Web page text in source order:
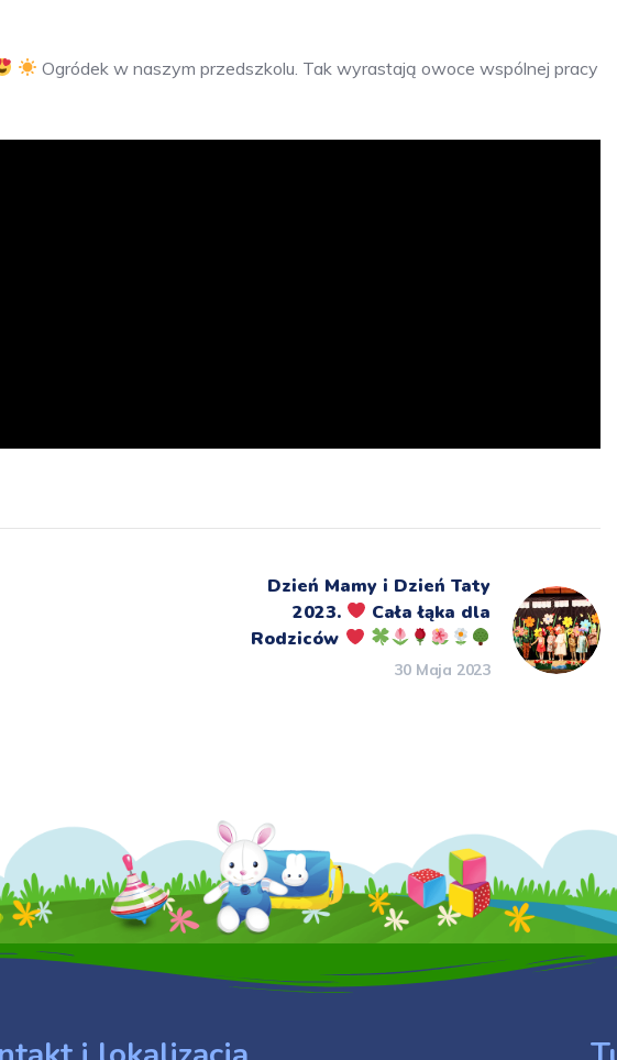
Ogródek w naszym przedszkolu. Tak wyrastają owoce wspólnej pracy
Dzień Mamy i Dzień Taty
2023.
Cała łąka dla
Rodziców
30 Maja 2023